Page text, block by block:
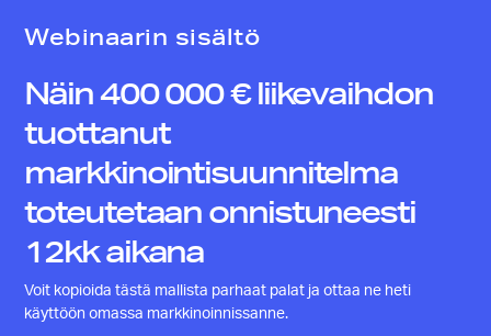
Webinaarin sisältö
Näin 400 000 € liikevaihdon
tuottanut
markkinointisuunnitelma
toteutetaan onnistuneesti
12kk aikana
Voit kopioida tästä mallista parhaat palat ja ottaa ne heti
käyttöön omassa markkinoinnissanne.